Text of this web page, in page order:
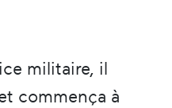
militaire, il
commença à